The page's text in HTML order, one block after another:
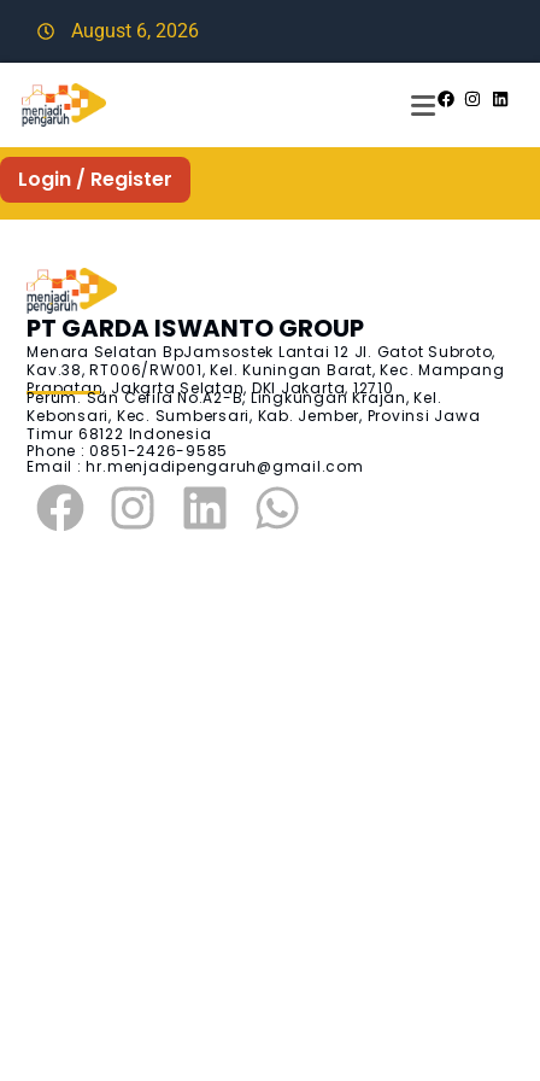
August 6, 2026
Login / Register
PT GARDA ISWANTO GROUP
Menara Selatan BpJamsostek Lantai 12 Jl. Gatot Subroto,
Kav.38, RT006/RW001, Kel. Kuningan Barat, Kec. Mampang
Prapatan, Jakarta Selatan, DKI Jakarta, 12710
Perum. San Cefila No.A2-B, Lingkungan Krajan, Kel.
Kebonsari, Kec. Sumbersari, Kab. Jember, Provinsi Jawa
Timur 68122 Indonesia
Phone : 0851-2426-9585
Email :hr.menjadipengaruh@gmail.com